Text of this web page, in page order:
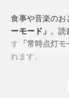
規則的すぎず
ば視線を惹き
れます。
食事や音楽の
ーモード」 。読
す 「常時点灯モ
れます。